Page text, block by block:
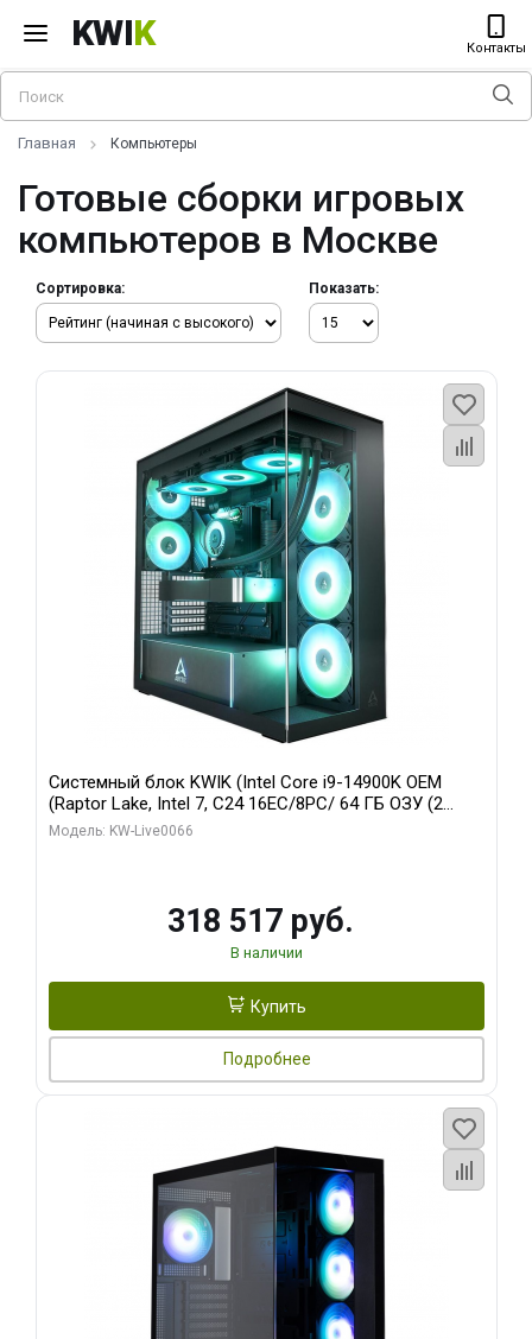
KWIK Контакты
Главная Компьютеры
Готовые сборки игровых
компьютеров в Москве
Сортировка: Показать:
Системный блок KWIK (Intel Core i9-14900K OEM
(Raptor Lake, Intel 7, C24 16EC/8PC/ 64 ГБ ОЗУ (2
модуля)/ Gigabyte RTX5080 XTREME WATERFORCE
Модель: KW-Live0066
318 517 руб.
В наличии
Купить
Подробнее